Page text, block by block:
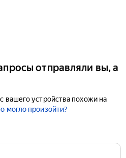
отправляли вы, а
вашего устройства похожи на
могло произойти?